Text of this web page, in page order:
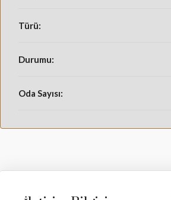
Türü:
Durumu:
Oda Sayısı: